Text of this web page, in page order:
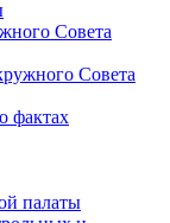
Совета
Совета
фактах
палаты